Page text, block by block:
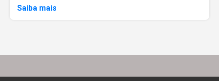
Saiba mais